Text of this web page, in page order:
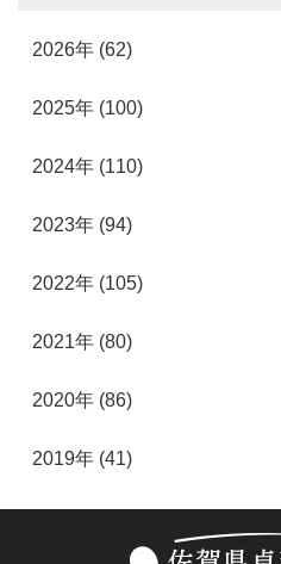
2026年 (62)
2025年 (100)
2024年 (110)
2023年 (94)
2022年 (105)
2021年 (80)
2020年 (86)
2019年 (41)